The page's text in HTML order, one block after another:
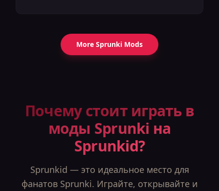
More Sprunki Mods
Почему стоит играть в
моды Sprunki на
Sprunkid?
Sprunkid — это идеальное место для
фанатов Sprunki. Играйте, открывайте и